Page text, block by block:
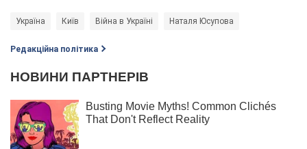
Україна Київ Війна в Україні Наталя Юсупова
Редакційна політика